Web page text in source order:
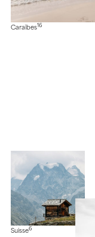
Caraïbes16
Suisse6